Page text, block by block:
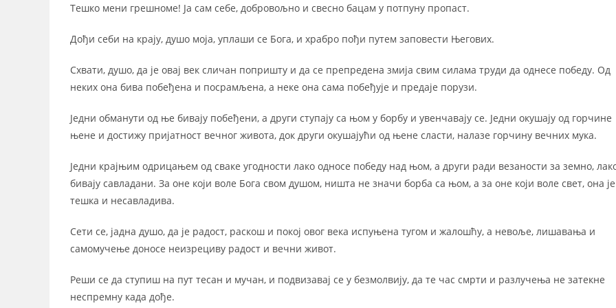
Тешко мени грешноме! Ја сам себе, добровољно и свесно бацам у потпуну пропаст.
Дођи себи на крају, душо моја, уплаши се Бога, и храбро пођи путем заповести Његових.
Схвати, душо, да је овај век сличан попришту и да се препредена змија свим силама труди да однесе победу. Од
неких она бива побеђена и посрамљена, а неке она сама побеђује и предаје порузи.
Једни обманути од ње бивају побеђени, а други ступају са њом у борбу и увенчавају се. Једни окушају од горчине
њене и достижу пријатност вечног живота, док други окушајући од њене сласти, налазе горчину вечних мука.
Једни крајњим одрицањем од сваке угодности лако односе победу над њом, а други ради везаности за земно,
бивају савладани. За оне који воле Бога свом душом, ништа не значи борба са њом, а за оне који воле свет, она је
тешка и несавладива.
Сети се, јадна душо, да је радост, раскош и покој овог века испуњена тугом и жалошћу, а невоље, лишавања и
самомучење доносе неизрециву радост и вечни живот.
Реши се да ступиш на пут тесан и мучан, и подвизавај се у безмолвију, да те час смрти и разлучења не затекне
неспремну када дође.